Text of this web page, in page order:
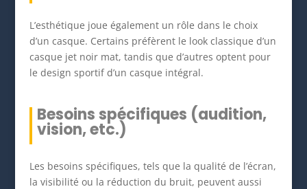
L’esthétique joue également un rôle dans le choix
d’un casque. Certains préfèrent le look classique d’un
casque jet noir mat, tandis que d’autres optent pour
le design sportif d’un casque intégral.
Besoins spécifiques (audition,
vision, etc.)
Les besoins spécifiques, tels que la qualité de l’écran,
la visibilité ou la réduction du bruit, peuvent aussi